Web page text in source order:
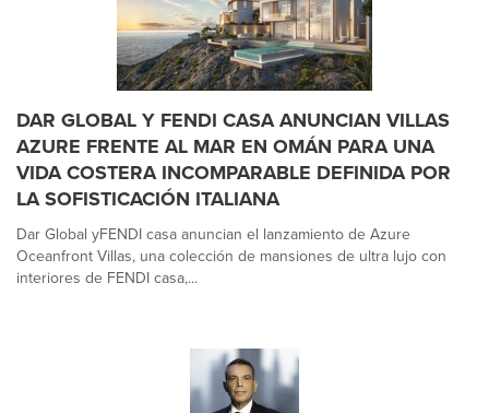
DAR GLOBAL Y FENDI CASA ANUNCIAN VILLAS
AZURE FRENTE AL MAR EN OMÁN PARA UNA
VIDA COSTERA INCOMPARABLE DEFINIDA POR
LA SOFISTICACIÓN ITALIANA
Dar Global yFENDI casa anuncian el lanzamiento de Azure
Oceanfront Villas, una colección de mansiones de ultra lujo con
interiores de FENDI casa,...